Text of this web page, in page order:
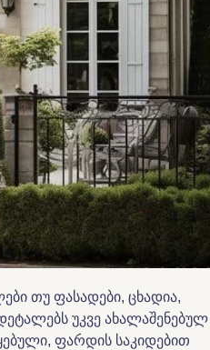
თუ ფასადები, ცხადია,
უკვე ახალაშენებულ
ფარდის საკიდებით